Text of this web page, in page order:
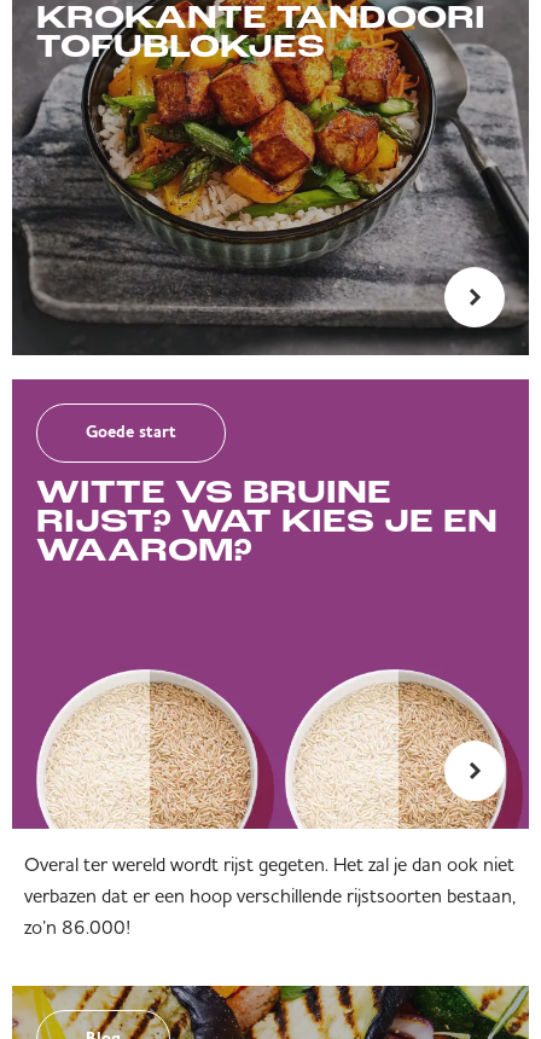
KROKANTE TANDOORI
TOFUBLOKJES
Goede start
WITTE VS BRUINE
RIJST? WAT KIES JE EN
WAAROM?
Overal ter wereld wordt rijst gegeten. Het zal je dan ook niet
verbazen dat er een hoop verschillende rijstsoorten bestaan,
zo’n 86.000!